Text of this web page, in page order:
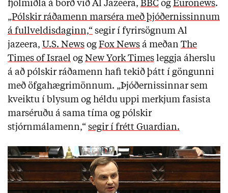
fjölmiðla á borð við Al Jazeera, BBC og Euronews.
„Pólskir ráðamenn marséra með þjóðernissinnum
á fullveldisdaginn,“ segir í fyrirsögnum Al
jazeera, U.S. News og Fox News á meðan The
Times of Israel og New York Times leggja áherslu
á að pólskir ráðamenn hafi tekið þátt í göngunni
með öfgahægrimönnum. „Þjóðernissinnar sem
kveiktu í blysum og héldu uppi merkjum fasista
marséruðu á sama tíma og pólskir
stjórnmálamenn,“ segir í frétt Guardian.